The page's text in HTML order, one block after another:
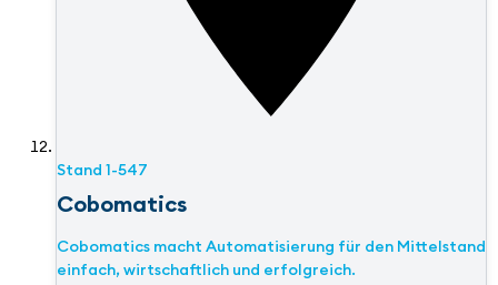
Stand 1-547
Cobomatics
Cobomatics macht Automatisierung für den Mittelstand
einfach, wirtschaftlich und erfolgreich.